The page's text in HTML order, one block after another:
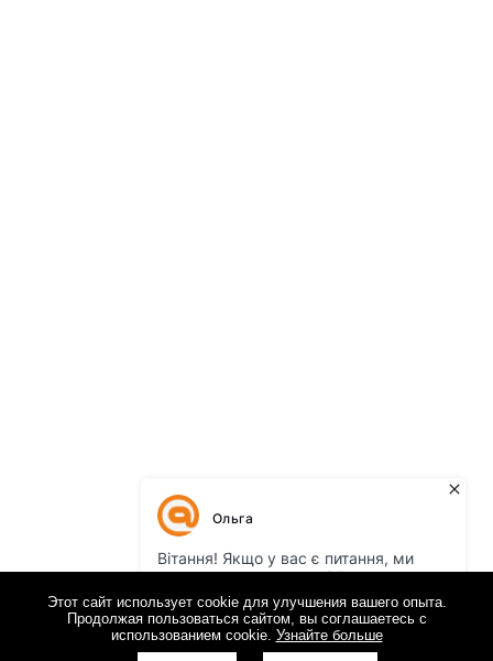
Этот сайт использует cookie для улучшения вашего опыта.
Продолжая пользоваться сайтом, вы соглашаетесь с
использованием cookie. Узнайте больше